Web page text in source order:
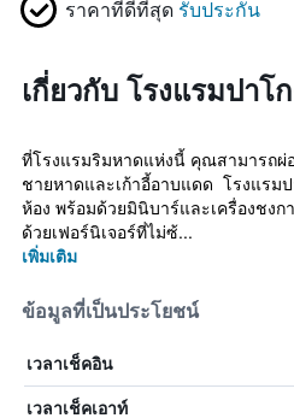
ราคาที่ดีที่สุด รับประกัน
เกี่ยวกับ โรงแรมปาโ
ที่โรงแรมริมหาดแห่งนี้ คุณสามารถ
ชายหาดและเก้าอี้อาบแดด โรงแรม
ห้อง พร้อมด้วยมินิบาร์และเครื่องชงก
ด้วยเฟอร์นิเจอร์ที่ไม่ซ้...
เพิ่มเติม
ข้อมูลที่เป็นประโยชน์
เวลาเช็คอิน
เวลาเช็คเอาท์